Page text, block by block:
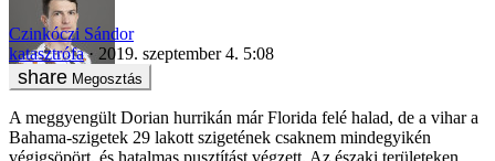
Czinkóczi Sándor
katasztrófa
2019. szeptember 4. 5:08
Megosztás
A meggyengült Dorian hurrikán már Florida felé halad, de a vihar a
Bahama-szigetek 29 lakott szigetének csaknem mindegyikén